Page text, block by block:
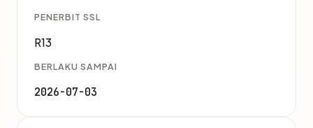
PENERBIT SSL
R13
BERLAKU SAMPAI
2026-07-03